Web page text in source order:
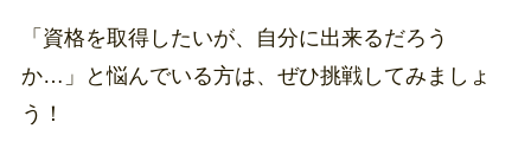
「資格を取得したいが、自分に出来るだろう
か…」と悩んでいる方は、ぜひ挑戦してみましょ
う！